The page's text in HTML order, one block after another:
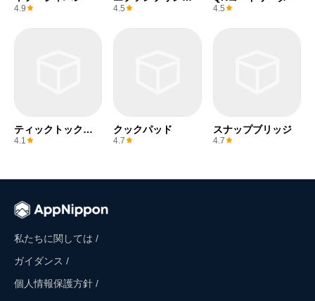
4.9
ー
4.5 4.5
ティックトックラ
イト
4.1
クックパッド
4.7
スナップブリッジ
4.7
私たちに関しては /
ガイダンス /
個人情報保護方針 /